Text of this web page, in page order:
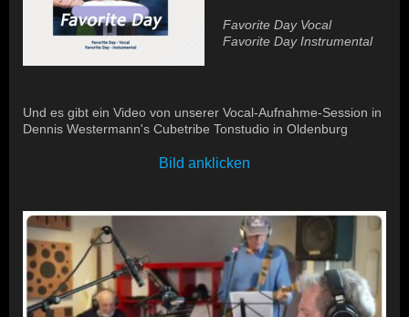
Favorite Day Vocal
Favorite Day Instrumental
Und es gibt ein Video von unserer Vocal-Aufnahme-Session in
Dennis Westermann's Cubetribe Tonstudio in Oldenburg
Bild anklicken